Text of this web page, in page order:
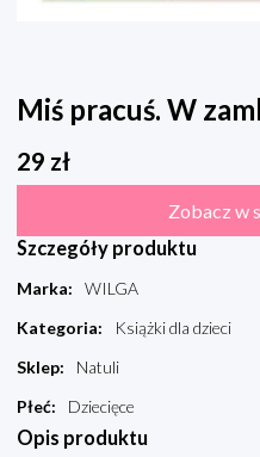
Miś pracuś. W
29 zł
Zobacz w
Szczegóły produktu
Marka:
WILGA
Kategoria:
Książki dla dzieci
Sklep:
Natuli
Płeć: Dziecięce
Opis produktu